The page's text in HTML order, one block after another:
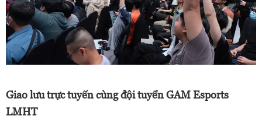
Giao lưu trực tuyến cùng đội tuyển GAM Esports
LMHT